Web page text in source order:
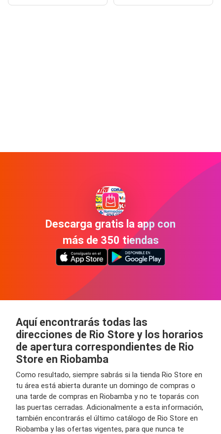
Descarga gratis la app con
más de 350 tiendas
Aquí encontrarás todas las
direcciones de Rio Store y los horarios
de apertura correspondientes de Rio
Store en Riobamba
Como resultado, siempre sabrás si la tienda Rio Store en
tu área está abierta durante un domingo de compras o
una tarde de compras en Riobamba y no te toparás con
las puertas cerradas. Adicionalmente a esta información,
también encontrarás el último catálogo de Rio Store en
Riobamba y las ofertas vigentes, para que nunca te